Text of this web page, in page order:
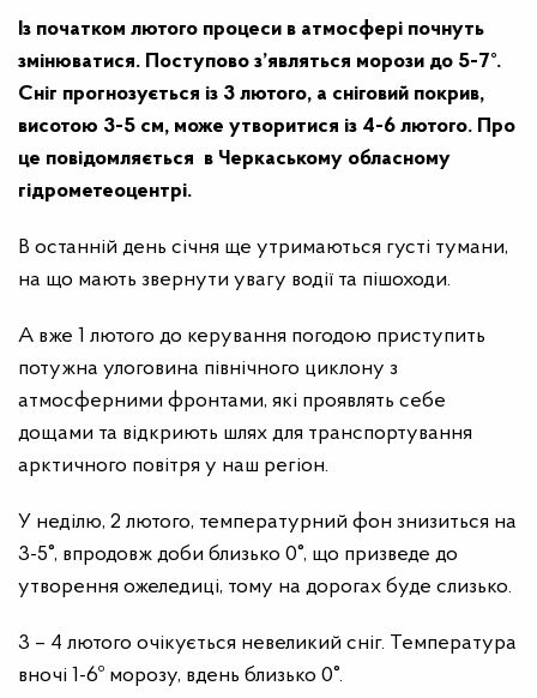
Із початком лютого процеси в атмосфері почнуть
змінюватися. Поступово з’являться морози до 5-7°.
Сніг прогнозується із 3 лютого, а сніговий покрив,
висотою 3-5 см, може утворитися із 4-6 лютого. Про
це повідомляється в Черкаському обласному
гідрометеоцентрі.
В останній день січня ще утримаються густі тумани,
на що мають звернути увагу водії та пішоходи.
А вже 1 лютого до керування погодою приступить
потужна улоговина північного циклону з
атмосферними фронтами, які проявлять себе
дощами та відкриють шлях для транспортування
арктичного повітря у наш регіон.
У неділю, 2 лютого, температурний фон знизиться на
3-5°, впродовж доби близько 0°, що призведе до
утворення ожеледиці, тому на дорогах буде слизько.
3 – 4 лютого очікується невеликий сніг. Температура
вночі 1-6º морозу, вдень близько 0°.